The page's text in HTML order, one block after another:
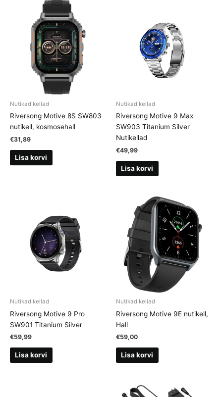
Nutikad kellad
Riversong Motive 8S SW803
nutikell, kosmosehall
€31,89
Lisa korvi
Nutikad kellad
Riversong Motive 9 Max
SW903 Titanium Silver
Nutikellad
€49,99
Lisa korvi
Nutikad kellad
Riversong Motive 9 Pro
SW901 Titanium Silver
€59,99
Lisa korvi
Nutikad kellad
Riversong Motive 9E nutikell,
Hall
€59,00
Lisa korvi